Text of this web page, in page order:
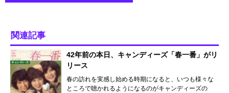
関連記事
42年前の本日、キャンディーズ「春一番」がリ
リース
春の訪れを実感し始める時期になると、いつも様々な
ところで聴かれるようになるのがキャンディーズの